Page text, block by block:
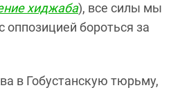
хиджаба), все силы мы
оппозицией бороться за
в Гобустанскую тюрьму,